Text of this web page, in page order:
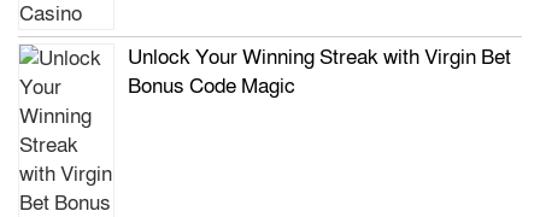
Unlock Your Winning Streak with Virgin Bet
Bonus Code Magic